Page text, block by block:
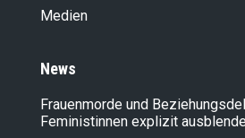
Medien
News
Frauenmorde und
Feministinnen explizit